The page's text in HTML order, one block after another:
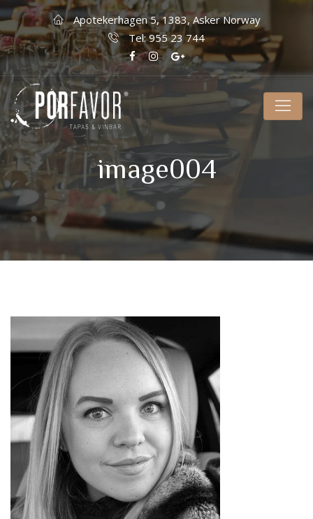
Apotekerhagen 5, 1383, Asker Norway
Tel: 955 23 744
image004